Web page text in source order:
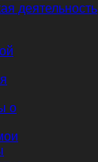
деятельность
о